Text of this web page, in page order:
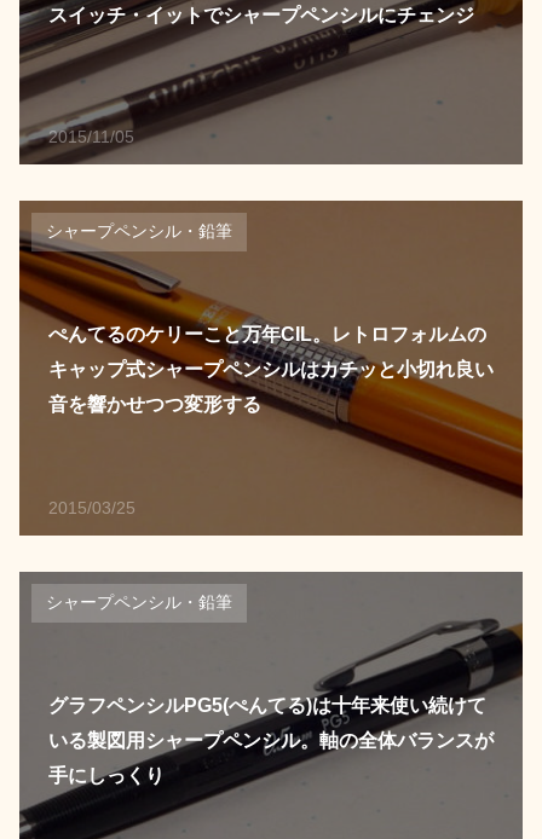
2015/11/05
スイッチ・イットでシャープペンシルにチェンジ
シャープペンシル・鉛筆
2015/03/25
ぺんてるのケリーこと万年CIL。レトロフォルムの
キャップ式シャープペンシルはカチッと小切れ良い
音を響かせつつ変形する
シャープペンシル・鉛筆
グラフペンシルPG5(ぺんてる)は十年来使い続けて
いる製図用シャープペンシル。軸の全体バランスが
手にしっくり